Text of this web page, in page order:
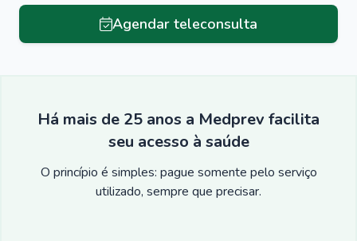
Agendar teleconsulta
Há mais de 25 anos a Medprev facilita
seu acesso à saúde
O princípio é simples: pague somente pelo serviço
utilizado, sempre que precisar.